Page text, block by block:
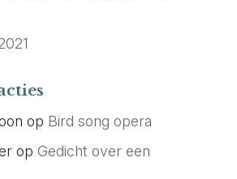
op Bird song opera
op Gedicht over een